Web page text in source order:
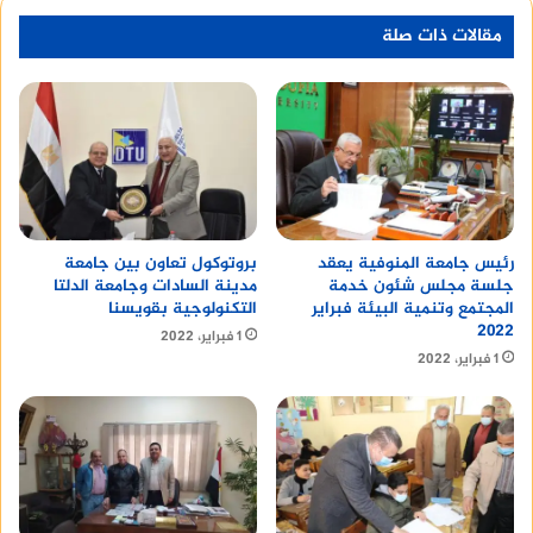
وأكد أنهم حاولوا مكافحتها بالطرق البسيطة مثل
إشعال النيران في إطارات سيارات وغيرها، لكن لم تفلح
تلك المحاولات وجميعها باءت بالفشل، ومع الوقت
تتكاثر وتتزايد هذه الخفافيش.
مقالات ذات صلة
رئيس جامعة المنوفية يعقد
جلسة مجلس شئون خدمة
المجتمع وتنمية البيئة فبراير
٢٠٢٢
1 فبراير، 2022
بروتوكول تعاون بين جامعة
مدينة السادات وجامعة الدلتا
التكنولوجية بقويسنا
1 فبراير، 2022